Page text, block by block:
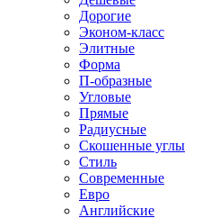
Дорогие
Эконом-класс
Элитные
Форма
П-образные
Угловые
Прямые
Радиусные
Скошенные углы
Стиль
Современные
Евро
Английские